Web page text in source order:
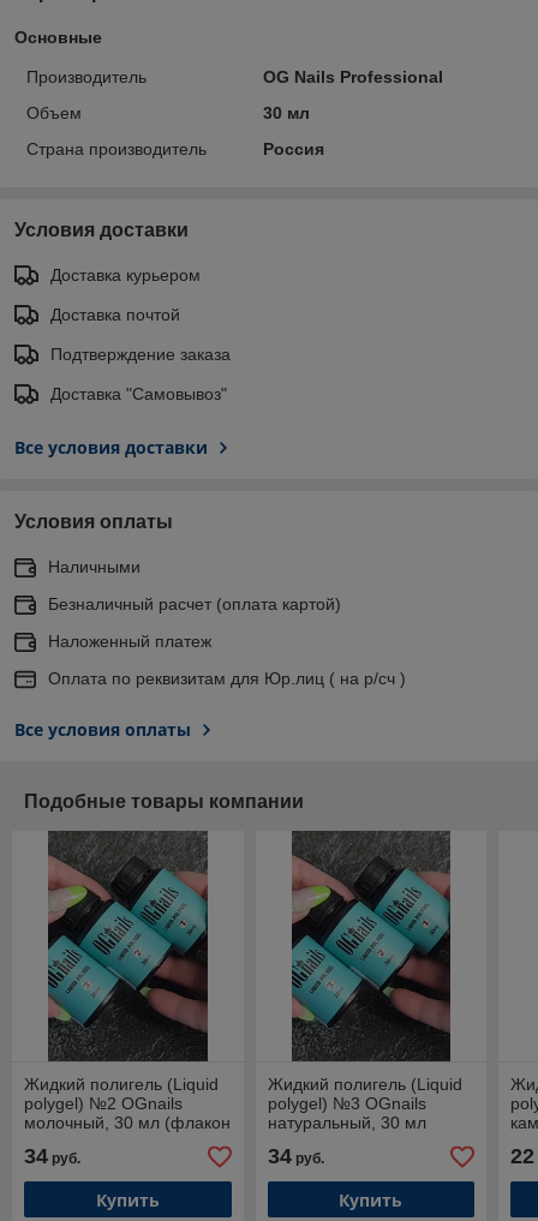
Основные
Производитель
OG Nails Professional
Объем
30 мл
Страна производитель
Россия
Условия доставки
Доставка курьером
Доставка почтой
Подтверждение заказа
Доставка "Самовывоз"
Все условия доставки
Условия оплаты
Наличными
Безналичный расчет (оплата картой)
Наложенный платеж
Оплата по реквизитам для Юр.лиц ( на р/сч )
Все условия оплаты
Подобные товары компании
Жидкий полигель (Liquid
polygel) №2 OGnails
молочный, 30 мл (флакон
34 руб.
Купить
Жидкий полигель (Liquid
polygel) №3 OGnails
натуральный, 30 мл
34руб.
Купить
22